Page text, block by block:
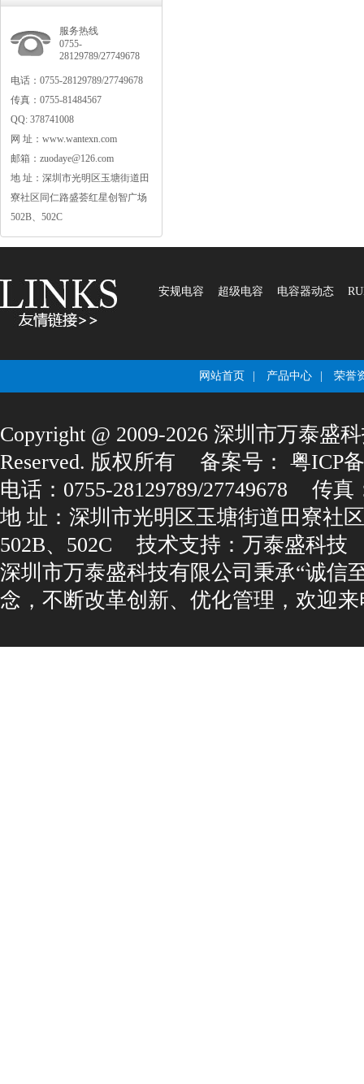
服务热线
0755-
28129789/27749678
电话：0755-28129789/27749678
传真：0755-81484567
QQ:378741008
网址：www.wantexn.com
邮箱：zuodaye@126.com
地址：深圳市光明区玉塘街道田
寮社区同仁路盛荟红星创智广场
502B、502C
安规电容 超级电容 电容器动态
网站首页 产品中心 荣誉
Copyright@2009-2026深圳市万泰盛
Reserved.版权所有
备案号：
粤ICP
电话：0755-28129789/27749678
传真
地址：深圳市光明区玉塘街道田寮社
502B、502C
技术支持： 万泰盛科技
深圳市万泰盛科技有限公司秉承“诚信
念，不断改革创新、优化管理，欢迎